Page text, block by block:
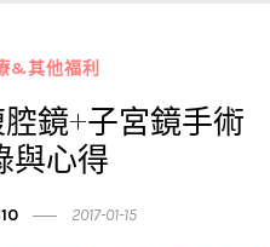
&其他福利
腔鏡+子宮鏡手術
與心得
2017-01-15